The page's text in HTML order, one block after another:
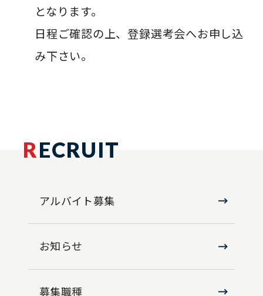
となります。
日程ご確認の上、登録選考会へお申し込
み下さい。
RECRUIT
アルバイト募集
お知らせ
募集職種